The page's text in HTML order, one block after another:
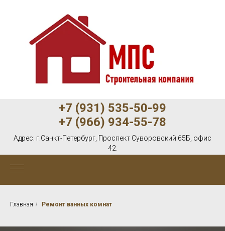
+7 (931) 535-50-99
+7 (966) 934-55-78
Адрес: г.Санкт-Петербург, Проспект Суворовский 65Б, офис
42.
Главная / Ремонт ванных комнат